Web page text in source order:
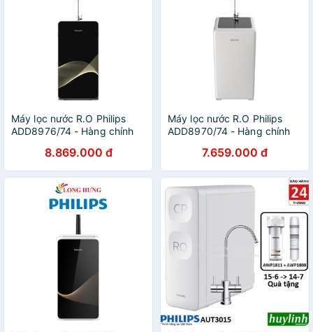
Máy lọc nước R.O Philips
ADD8976/74 - Hàng chính
8.869.000 đ
Máy lọc nước R.O Philips
ADD8970/74 - Hàng chính
7.659.000 đ